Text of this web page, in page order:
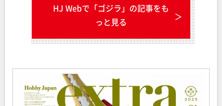
HJ Webで「ゴジラ」の記事をも
っと見る